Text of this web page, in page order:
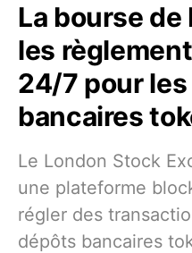
La bourse
les
24/7 pour
bancaires
Le London Stock
une plateforme
régler des
dépôts bancaires